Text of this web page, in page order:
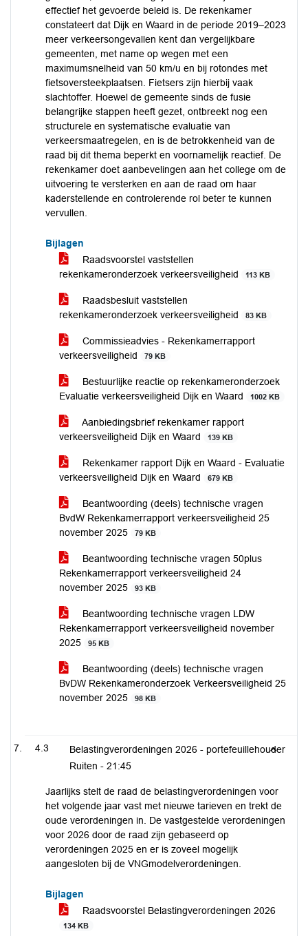
effectief het gevoerde beleid is. De rekenkamer
constateert dat Dijk en Waard in de periode 2019–2023
meer verkeersongevallen kent dan vergelijkbare
gemeenten, met name op wegen met een
maximumsnelheid van 50 km/u en bij rotondes met
fietsoversteekplaatsen. Fietsers zijn hierbij vaak
slachtoffer. Hoewel de gemeente sinds de fusie
belangrijke stappen heeft gezet, ontbreekt nog een
structurele en systematische evaluatie van
verkeersmaatregelen, en is de betrokkenheid van de
raad bij dit thema beperkt en voornamelijk reactief. De
rekenkamer doet aanbevelingen aan het college om de
uitvoering te versterken en aan de raad om haar
kaderstellende en controlerende rol beter te kunnen
vervullen.
Bijlagen
Raadsvoorstel vaststellen
rekenkameronderzoek verkeersveiligheid
113 KB
Raadsbesluit vaststellen
rekenkameronderzoek verkeersveiligheid
83 KB
Commissieadvies - Rekenkamerrapport
verkeersveiligheid
79 KB
Bestuurlijke reactie op rekenkameronderzoek
Evaluatie verkeersveiligheid Dijk en Waard
1002 KB
Aanbiedingsbrief rekenkamer rapport
verkeersveiligheid Dijk en Waard
139 KB
Rekenkamer rapport Dijk en Waard - Evaluatie
verkeersveiligheid Dijk en Waard
679 KB
Beantwoording (deels) technische vragen
BvdW Rekenkamerrapport verkeersveiligheid 25
november 2025
79 KB
Beantwoording technische vragen 50plus
Rekenkamerrapport verkeersveiligheid 24
november 2025
93 KB
Beantwoording technische vragen LDW
Rekenkamerrapport verkeersveiligheid november
2025
95 KB
Beantwoording (deels) technische vragen
BvDW Rekenkameronderzoek Verkeersveiligheid 25
november 2025
98 KB
4.3
Belastingverordeningen 2026 - portefeuillehouder
Ruiten - 21:45
Jaarlijks stelt de raad de belastingverordeningen voor
het volgende jaar vast met nieuwe tarieven en trekt de
oude verordeningen in. De vastgestelde verordeningen
voor 2026 door de raad zijn gebaseerd op
verordeningen 2025 en er is zoveel mogelijk
aangesloten bij de VNGmodelverordeningen.
Bijlagen
Raadsvoorstel Belastingverordeningen 2026
134 KB